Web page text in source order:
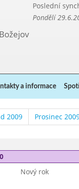
Poslední
Pondělí
a informace
2009 Prosinec
Nový rok